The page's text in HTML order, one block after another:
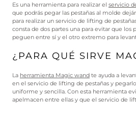
Es una herramienta para realizar el servicio
que podrás pegar las pestañas al molde
para realizar un servicio de lifting de
consta de dos partes una para evitar que los
peguen entre sí y el otro extremo para
¿PARA QUÉ SIRVE
La herramienta Magic wand te ayuda a
en el servicio de lifting de pestañas y
uniforme y sencilla. Con esta herramienta
apelmacen entre ellas y que el servicio de